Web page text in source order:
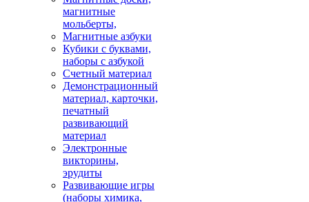
магнитные
мольберты,
Магнитные азбуки
Кубики с буквами,
наборы с азбукой
Счетный материал
Демонстрационный
материал, карточки,
печатный
развивающий
материал
Электронные
викторины,
эрудиты
Развивающие игры
(наборы химика,